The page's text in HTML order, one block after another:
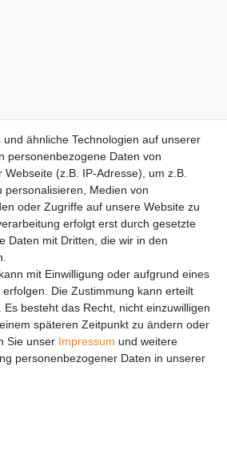
ähnliche Technologien auf unserer
personenbezogene Daten von
(z.B. IP-Adresse), um z.B.
personalisieren, Medien von
oder Zugriffe auf unsere Website zu
erfolgt erst durch gesetzte
Daten mit Dritten, die wir in den
mit Einwilligung oder aufgrund eines
Die Zustimmung kann erteilt
besteht das Recht, nicht einzuwilligen
späteren Zeitpunkt zu ändern oder
Sie unser Impressum und weitere
personenbezogener Daten in unserer